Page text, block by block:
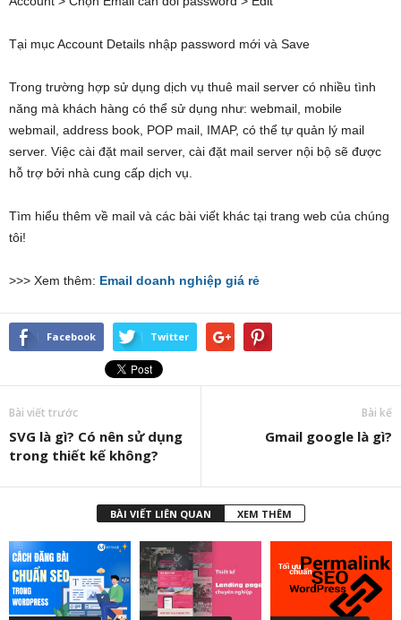
Tại mục Account Details nhập password mới và Save
Trong trường hợp sử dụng dịch vụ thuê mail server có nhiều tình
năng mà khách hàng có thể sử dụng như: webmail, mobile
webmail, address book, POP mail, IMAP, có thể tự quản lý mail
server. Việc cài đặt mail server, cài đặt mail server nội bộ sẽ được
hỗ trợ bởi nhà cung cấp dịch vụ.
Tìm hiểu thêm về mail và các bài viết khác tại trang web của chúng
tôi!
>>> Xem thêm: Email doanh nghiệp giá rẻ
Facebook Twitter
Bài viết trước
SVG là gì? Có nên sử dụng
trong thiết kế không?
Bài kế
Gmail google là gì?
BÀI VIẾT LIÊN QUAN XEM THÊM